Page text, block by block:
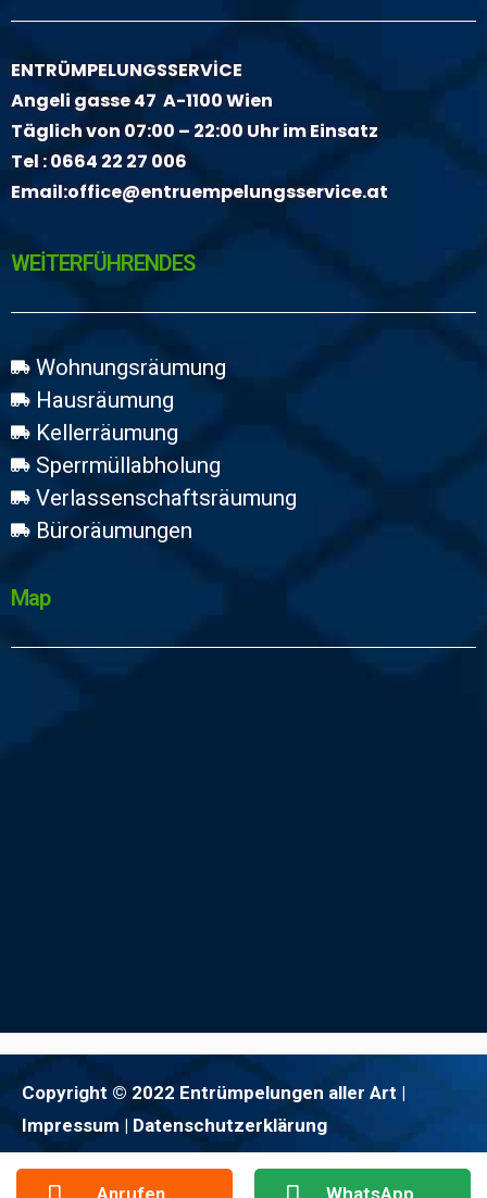
ENTRÜMPELUNGSSERVİCE
Angeli gasse 47 A-1100 Wien
Täglich von 07:00 – 22:00 Uhr im Einsatz
Tel :0664 22 27 006
Email:office@entruempelungsservice.at
WEİTERFÜHRENDES
Wohnungsräumung
Hausräumung
Kellerräumung
Sperrmüllabholung
Verlassenschaftsräumung
Büroräumungen
Map
Copyright © 2022 Entrümpelungen aller Art |
Impressum | Datenschutzerklärung
Anrufen WhatsApp